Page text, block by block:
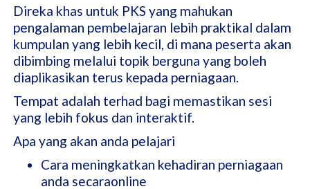
Direka khas untuk PKS yang mahukan
pengalaman pembelajaran lebih praktikal dalam
kumpulan yang lebih kecil, di mana peserta akan
dibimbing melalui topik berguna yang boleh
diaplikasikan terus kepada perniagaan.
Tempat adalah terhad bagi memastikan sesi
yang lebih fokus dan interaktif.
Apa yang akan anda pelajari
Cara meningkatkan kehadiran perniagaan
anda secaraonline